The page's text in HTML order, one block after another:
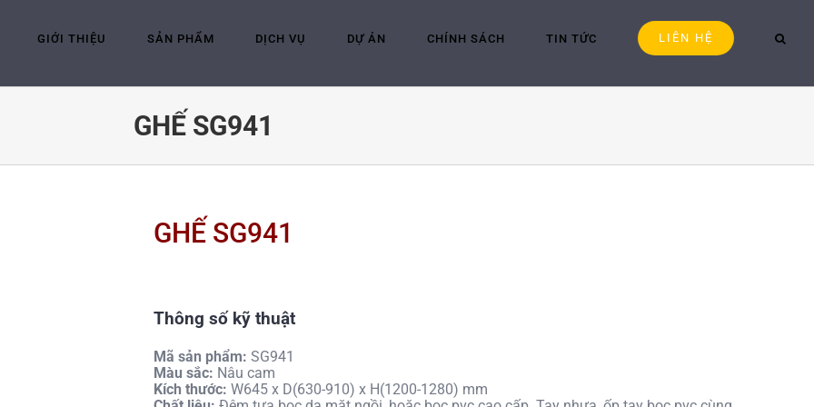
GIỚI THIỆU SẢN PHẨM DỊCH VỤ DỰ ÁN CHÍNH SÁCH TIN TỨC LIÊN HỆ
GHẾ SG941
GHẾ SG941
Thông số kỹ thuật
Mã sản phẩm: SG941
Màu sắc: Nâu cam
Kích thước: W645 x D(630-910) x H(1200-1280) mm